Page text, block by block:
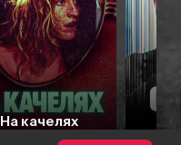
На качелях